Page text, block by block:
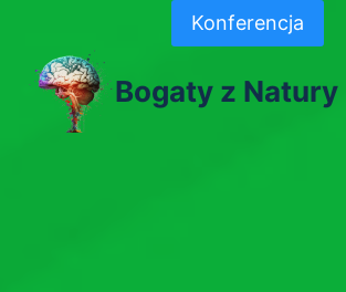
content
Konferencja
Bogaty z Natury